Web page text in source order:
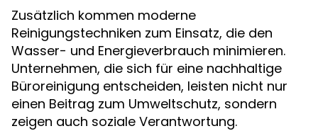
Zusätzlich kommen moderne
Reinigungstechniken zum Einsatz, die den
Wasser- und Energieverbrauch minimieren.
Unternehmen, die sich für eine nachhaltige
Büroreinigung entscheiden, leisten nicht nur
einen Beitrag zum Umweltschutz, sondern
zeigen auch soziale Verantwortung.